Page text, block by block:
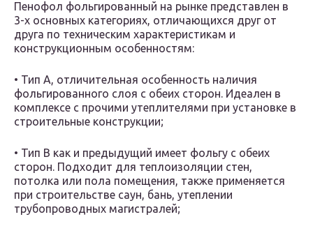
Пенофол фольгированный на рынке представлен в
3-х основных категориях, отличающихся друг от
друга по техническим характеристикам и
конструкционным особенностям:
• Тип А, отличительная особенность наличия
фольгированного слоя с обеих сторон. Идеален в
комплексе с прочими утеплителями при установке в
строительные конструкции;
• Тип В как и предыдущий имеет фольгу с обеих
сторон. Подходит для теплоизоляции стен,
потолка или пола помещения, также применяется
при строительстве саун, бань, утеплении
трубопроводных магистралей;